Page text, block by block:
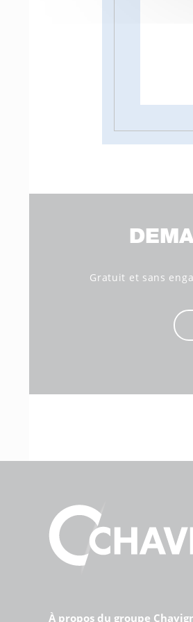
Gratuit et sans
À propos du groupe